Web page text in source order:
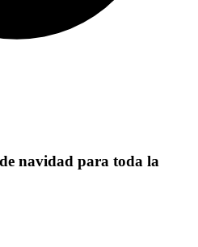
navidad para toda la